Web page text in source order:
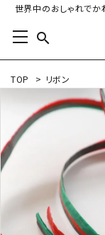
世界中のおしゃれでか
search
TOP > リボン